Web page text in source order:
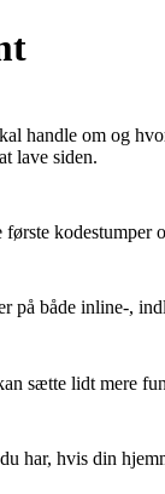
handle om og
lave siden.
både inline-,
sætte lidt mere
har, hvis din